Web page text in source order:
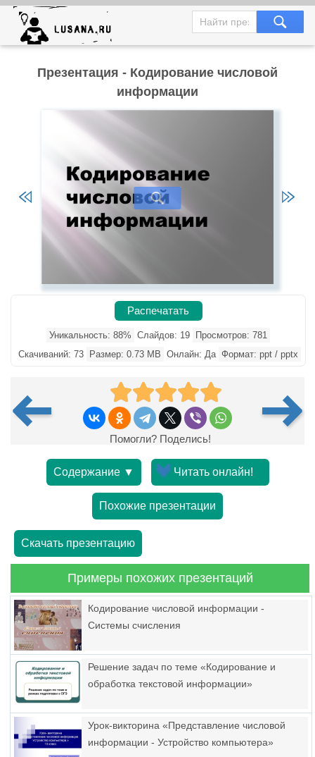
Презентация - Кодирование числовой
информации
Распечатать
Уникальность: 88% Слайдов: 19
Просмотров: 781
Скачиваний: 73
Размер: 0.73 MB Онлайн: Да Формат: ppt / pptx
Помогли? Поделись!
Содержание ▼ Читать онлайн!
Похожие презентации
Скачать презентацию
Примеры похожих презентаций
Кодирование числовой информации -
Системы счисления
Решение задач по теме «Кодирование и
обработка текстовой информации»
Урок-викторина «Представление числовой
информации - Устройство компьютера»